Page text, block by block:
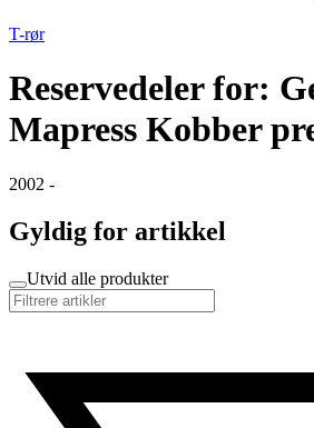
T-rør
Reservedeler for:
Mapress Kobber
2002 -
Gyldig for artikkel
Utvid alle produkter